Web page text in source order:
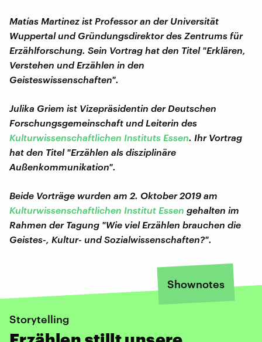
Matías Martinez ist Professor an der Universität
Wuppertal und Gründungsdirektor des Zentrums für
Erzählforschung. Sein Vortrag hat den Titel "Erklären,
Verstehen und Erzählen in den
Geisteswissenschaften".
Julika Griem ist Vizepräsidentin der Deutschen
Forschungsgemeinschaft und Leiterin des
Kulturwissenschaftlichen Instituts Essen. Ihr Vortrag
hat den Titel "Erzählen als disziplinäre
Außenkommunikation".
Beide Vorträge wurden am 2. Oktober 2019 am
Kulturwissenschaftlichen Institut Essen gehalten im
Rahmen der Tagung "Wie viel Erzählen brauchen die
Geistes-, Kultur- und Sozialwissenschaften?".
Shownotes
Storytelling